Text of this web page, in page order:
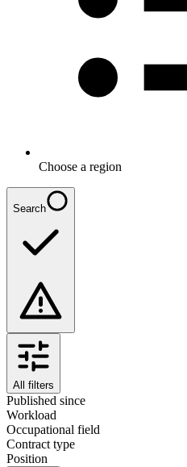
Choose a region
Search
All filters
Published since
Workload
Occupational field
Contract type
Position